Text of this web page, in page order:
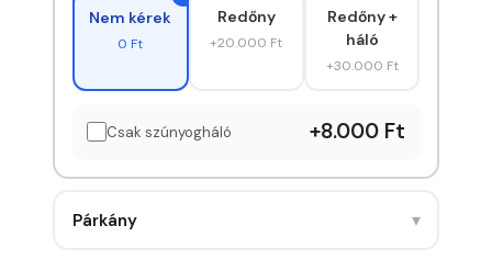
Nem kérek
0 Ft
Redőny
+20.000 Ft
Redőny +
háló
+30.000 Ft
Csak szúnyogháló +8.000 Ft
Párkány ▾